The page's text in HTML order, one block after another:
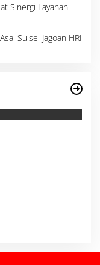
Sinergi Layanan
Sulsel Jagoan HRI